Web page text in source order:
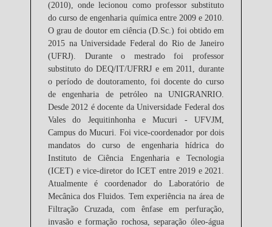
(2010), onde lecionou como professor substituto
do curso de engenharia química entre 2009 e 2010.
O grau de doutor em ciência (D.Sc.) foi obtido em
2015 na Universidade Federal do Rio de Janeiro
(UFRJ). Durante o mestrado foi professor
substituto do DEQ/IT/UFRRJ e em 2011, durante
o período de doutoramento, foi docente do curso
de engenharia de petróleo na UNIGRANRIO.
Desde 2012 é docente da Universidade Federal dos
Vales do Jequitinhonha e Mucuri - UFVJM,
Campus do Mucuri. Foi vice-coordenador por dois
mandatos do curso de engenharia hídrica do
Instituto de Ciência Engenharia e Tecnologia
(ICET) e vice-diretor do ICET entre 2019 e 2021.
Atualmente é coordenador do Laboratório de
Mecânica dos Fluidos. Tem experiência na área de
Filtração Cruzada, com ênfase em perfuração,
invasão e formação rochosa, separação óleo-água